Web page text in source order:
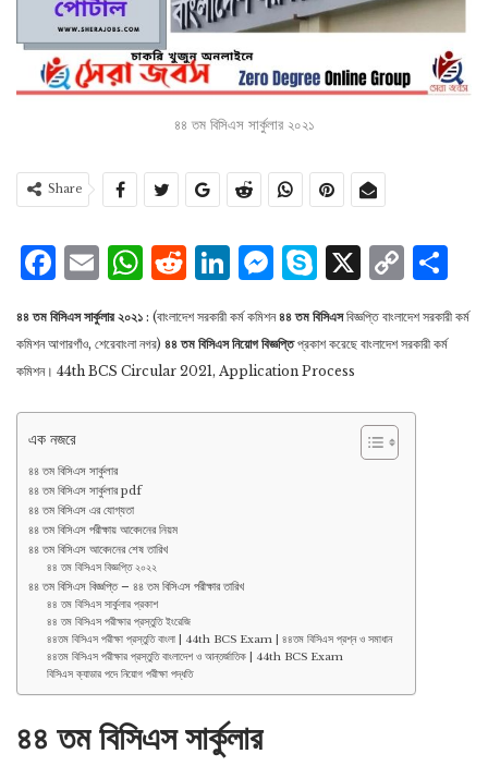
৪৪ তম বিসিএস সার্কুলার ২০২১
Share
Facebook
Email
WhatsApp
Reddit
LinkedIn
Messenger
Skype
X
৪৪ তম বিসিএস সার্কুলার ২০২১ : (বাংলাদেশ সরকারী কর্ম কমিশন৪৪ তম বিসিএসবিজ্ঞপ্তি বাংলাদেশ সরকারী কর্ম
কমিশন আগারগাঁও, শেরেবাংলা নগর) ৪৪ তম বিসিএস নিয়ােগ বিজ্ঞপ্তিপ্রকাশ করেছে বাংলাদেশ সরকারী কর্ম
কমিশন। 44th BCS Circular 2021, Application Process
এক নজরে
৪৪ তম বিসিএস সার্কুলার
৪৪ তম বিসিএস সার্কুলার pdf
৪৪ তম বিসিএস এর যোগ্যতা
৪৪ তম বিসিএস পরীক্ষায় আবেদনের নিয়ম
৪৪ তম বিসিএস আবেদনের শেষ তারিখ
৪৪ তম বিসিএস বিজ্ঞপ্তি ২০২২
৪৪ তম বিসিএস বিজ্ঞপ্তি – ৪৪ তম বিসিএস পরীক্ষার তারিখ
৪৪ তম বিসিএস সার্কুলার প্রকাশ
৪৪ তম বিসিএস পরীক্ষার প্রস্তুতি ইংরেজি
৪৪তম বিসিএস পরীক্ষা প্রস্তুতি বাংলা | 44th BCS Exam | ৪৪তম বিসিএস প্রশ্ন ও সমাধান
৪৪তম বিসিএস পরীক্ষার প্রস্তুতি বাংলাদেশ ও আন্তর্জাতিক | 44th BCS Exam
বিসিএস ক্যাডার পদে নিয়োগ পরীক্ষা পদ্ধতি
৪৪ তম বিসিএস সার্কুলার